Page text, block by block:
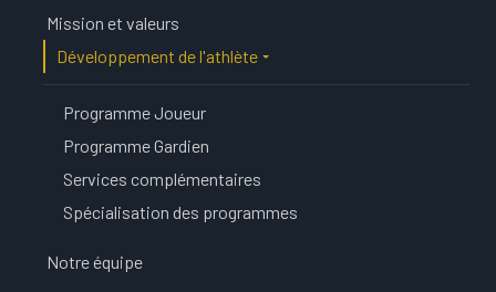
Mission et valeurs
Développement de l'athlète
Programme Joueur
Programme Gardien
Services complémentaires
Spécialisation des programmes
Notre équipe